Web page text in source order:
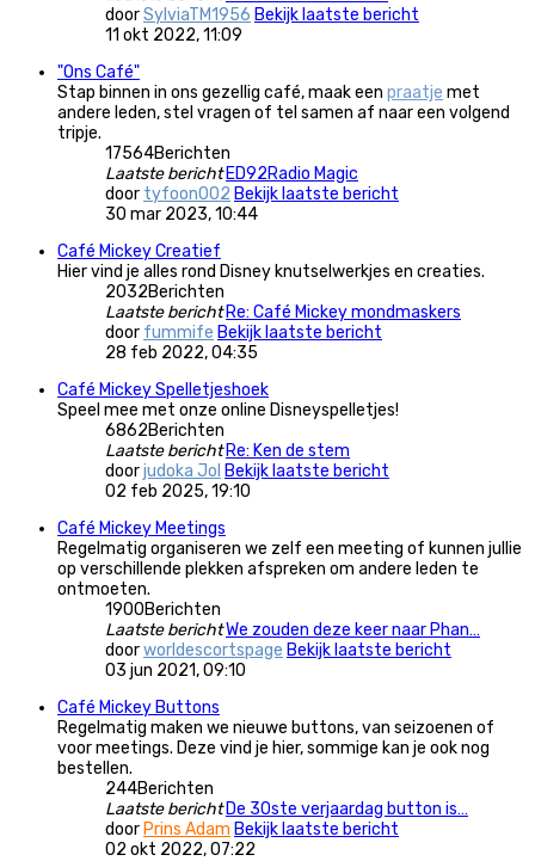
doorSylviaTM1956 Bekijk laatste bericht
11 okt 2022, 11:09
"Ons Café"
Stap binnen in ons gezellig café, maak een praatje met
andere leden, stel vragen of tel samen af naar een volgend
tripje.
17564Berichten
Laatste bericht ED92Radio Magic
door tyfoon002 Bekijk laatste bericht
30 mar 2023, 10:44
Café Mickey Creatief
Hier vind je alles rond Disney knutselwerkjes en creaties.
2032Berichten
Laatste bericht Re: Café Mickey mondmaskers
door fummife Bekijk laatste bericht
28 feb 2022, 04:35
Café Mickey Spelletjeshoek
Speel mee met onze online Disneyspelletjes!
6862Berichten
Laatste bericht Re: Ken de stem
doorjudoka Jol Bekijk laatste bericht
02 feb 2025, 19:10
Café Mickey Meetings
Regelmatig organiseren we zelf een meeting of kunnen jullie
op verschillende plekken afspreken om andere leden te
ontmoeten.
1900Berichten
Laatste berichtWe zouden deze keer naar Phan…
doorworldescortspage Bekijk laatste bericht
03 jun 2021, 09:10
Café Mickey Buttons
Regelmatig maken we nieuwe buttons, van seizoenen of
voor meetings. Deze vind je hier, sommige kan je ook nog
bestellen.
244Berichten
Laatste bericht De 30ste verjaardag button is…
door Prins Adam Bekijk laatste bericht
02 okt 2022, 07:22